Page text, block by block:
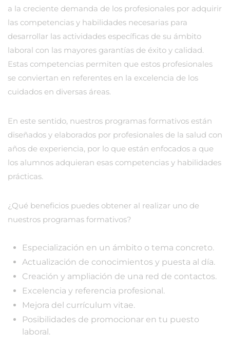
a la creciente demanda de los profesionales por adquirir
las competencias y habilidades necesarias para
desarrollar las actividades específicas de su ámbito
laboral con las mayores garantías de éxito y calidad.
Estas competencias permiten que estos profesionales
se conviertan en referentes en la excelencia de los
cuidados en diversas áreas.
En este sentido, nuestros programas formativos están
diseñados y elaborados por profesionales de la salud con
años de experiencia, por lo que están enfocados a que
los alumnos adquieran esas competencias y habilidades
prácticas.
¿Qué beneficios puedes obtener al realizar uno de
nuestros programas formativos?
Especialización en un ámbito o tema concreto.
Actualización de conocimientos y puesta al día.
Creación y ampliación de una red de contactos.
Excelencia y referencia profesional.
Mejora del currículum vitae.
Posibilidades de promocionar en tu puesto
laboral.